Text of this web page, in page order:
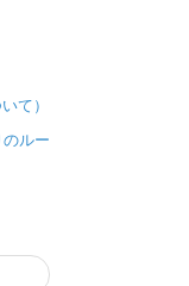
て）
ルー